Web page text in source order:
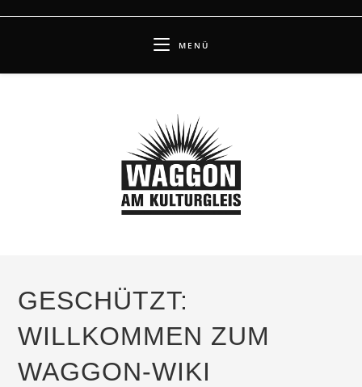
MENÜ
GESCHÜTZT:
WILLKOMMEN ZUM
WAGGON-WIKI